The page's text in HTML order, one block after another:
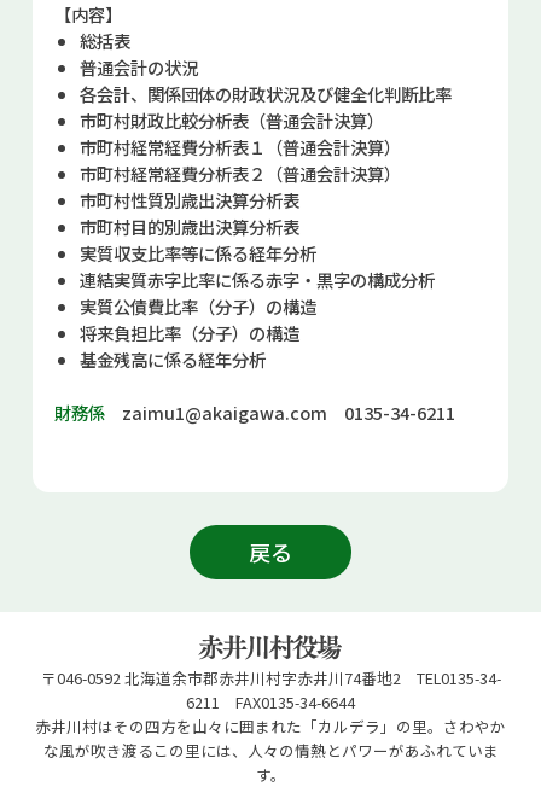
【内容】
総括表
普通会計の状況
各会計、関係団体の財政状況及び健全化判断比率
市町村財政比較分析表（普通会計決算）
市町村経常経費分析表１（普通会計決算）
市町村経常経費分析表２（普通会計決算）
市町村性質別歳出決算分析表
市町村目的別歳出決算分析表
実質収支比率等に係る経年分析
連結実質赤字比率に係る赤字・黒字の構成分析
実質公債費比率（分子）の構造
将来負担比率（分子）の構造
基金残高に係る経年分析
財務係 zaimu1@akaigawa.com 0135-34-6211
戻る
〒046-0592 北海道余市郡赤井川村字赤井川74番地2 TEL0135-34-
6211 FAX0135-34-6644
赤井川村はその四方を山々に囲まれた「カルデラ」の里。さわやか
な風が吹き渡るこの里には、人々の情熱とパワーがあふれていま
す。